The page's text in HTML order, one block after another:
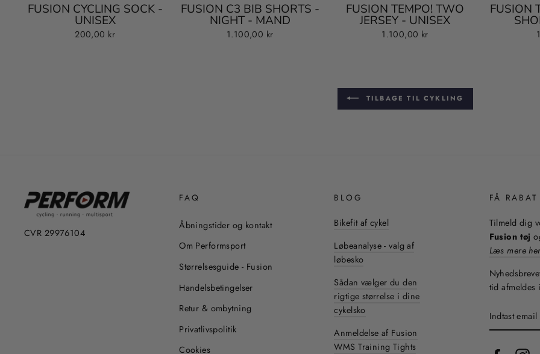
FUSION CYCLING SOCK -
UNISEX
200,00 kr
FUSION C3 BIB SHORTS -
NIGHT - MAND
1.100,00 kr
FUSION TEMPO! TWO
JERSEY - UNISEX
1.100,00 kr
FUSION
TILBAGE TIL CYKLING
CVR 29976104
FAQ
Åbningstider og kontakt
Om Performsport
Størrelsesguide - Fusion
Handelsbetingelser
Retur & ombytning
Privatlivspolitik
Cookies
BLOG
Bikefit af cykel
Løbeanalyse - valg af
løbesko
Sådan vælger du den
rigtige størrelse i dine
cykelsko
Anmeldelse af Fusion
WMS Training Tights
FÅ
Tilmeld dig
Fusion tøj
Læs mere her
tid afmeldes
EMAIL